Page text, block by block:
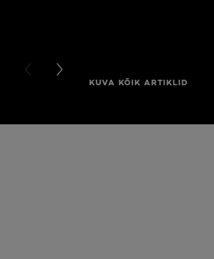
PREVIOUS CARD
NEXT CARD
KUVA KÕIK ARTIKLID